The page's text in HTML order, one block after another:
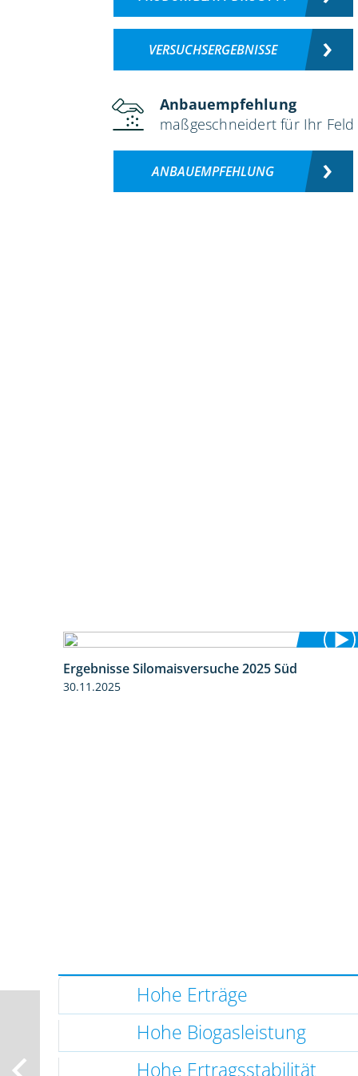
VERSUCHSERGEBNISSE
Anbauempfehlung
maßgeschneidert für Ihr Feld
ANBAUEMPFEHLUNG
Ergebnisse Silomaisversuche 2025 Süd
30.11.2025
Hohe Erträge
Hohe Biogasleistung
Hohe Ertragsstabilität